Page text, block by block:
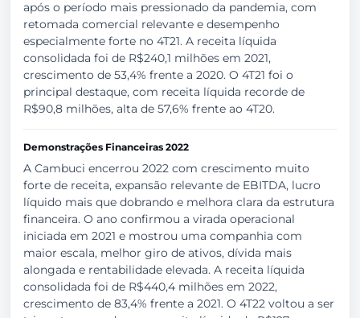
após o período mais pressionado da pandemia, com
retomada comercial relevante e desempenho
especialmente forte no 4T21. A receita líquida
consolidada foi de R$240,1 milhões em 2021,
crescimento de 53,4% frente a 2020. O 4T21 foi o
principal destaque, com receita líquida recorde de
R$90,8 milhões, alta de 57,6% frente ao 4T20.
Demonstrações Financeiras 2022
A Cambuci encerrou 2022 com crescimento muito
forte de receita, expansão relevante de EBITDA, lucro
líquido mais que dobrando e melhora clara da estrutura
financeira. O ano confirmou a virada operacional
iniciada em 2021 e mostrou uma companhia com
maior escala, melhor giro de ativos, dívida mais
alongada e rentabilidade elevada. A receita líquida
consolidada foi de R$440,4 milhões em 2022,
crescimento de 83,4% frente a 2021. O 4T22 voltou a ser